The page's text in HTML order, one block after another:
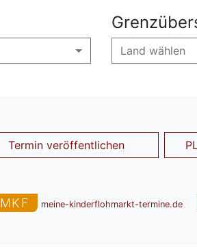
Land wählen
Termin veröffentlichen
MKF meine-kinderflohmarkt-termine.de